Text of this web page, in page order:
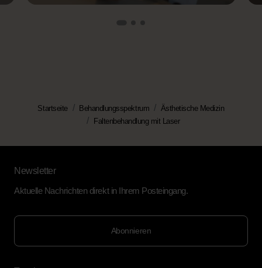
Startseite Behandlungsspektrum
Ästhetische Medizin
Faltenbehandlung mit Laser
Newsletter
Aktuelle Nachrichten direkt in Ihrem Posteingang.
Abonnieren